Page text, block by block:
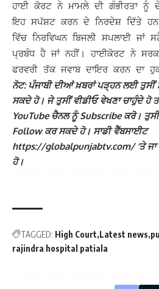
ਹਾਈ ਕੋਰਟ ਨੇ ਮਾਮਲੇ ਦੀ ਗੰਭੀਰਤਾ ਨੂੰ
ਇਹ ਸਪੱਸ਼ਟ ਕਰਨ ਦੇ ਨਿਰਦੇਸ਼ ਦਿੱਤੇ ਹਨ
ਵਿੱਚ ਨਿਰਵਿਘਨ ਬਿਜਲੀ ਸਪਲਾਈ ਜਾਂ
ਪ੍ਰਬੰਧ ਹੈ ਜਾਂ ਨਹੀਂ। ਹਾਈਕੋਰਟ ਨੇ
ਫਰਵਰੀ ਤੱਕ ਜਵਾਬ ਦਾਇਰ ਕਰਨ ਦਾ
ਨੋਟ: ਪੰਜਾਬੀ ਦੀਆਂ ਖ਼ਬਰਾਂ ਪੜ੍ਹਨ ਲਈ
ਸਕਦੇ ਹੋ। ਜੇ ਤੁਸੀਂ ਵੀਡੀਓ ਵੇਖਣਾ ਚਾਹੁੰਦੇ ਹੋ
YouTube ਚੈਨਲ ਨੂੰ Subscribe ਕਰੋ।
Follow ਕਰ ਸਕਦੇ ਹੋ। ਸਾਡੀ ਵੈੱਬਸਾਈਟ
https://globalpunjabtv.com/ ‘ਤੇ
ਹੋ।
TAGGED: High Court Latest news
rajindra hospital patiala